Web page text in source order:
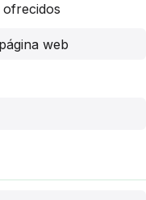
ofrecidos
web